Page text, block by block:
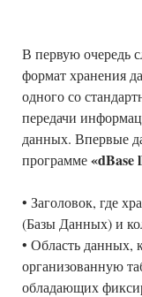
В первую очередь
формат хранения
одного со
передачи
данных. Впервые
программе«dBase
• Заголовок, где
(Базы Данных) и
• Область данных,
организованную
обладающих